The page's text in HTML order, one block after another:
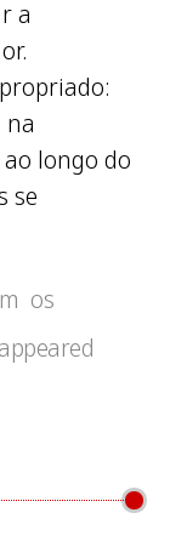
a
na
longo do
se
os